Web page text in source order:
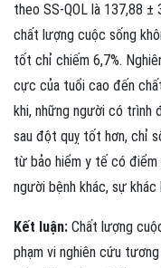
theo SS-QOL là 137,88
chất lượng cuộc sống
tốt chỉ chiếm 6,7%.
cực của tuổi cao đến
khi, những người có trình
sau đột quỵ tốt hơn, chỉ
từ bảo hiểm y tế có
người bệnh khác, sự
Kết luận: Chất lượng
phạm vi nghiên cứu